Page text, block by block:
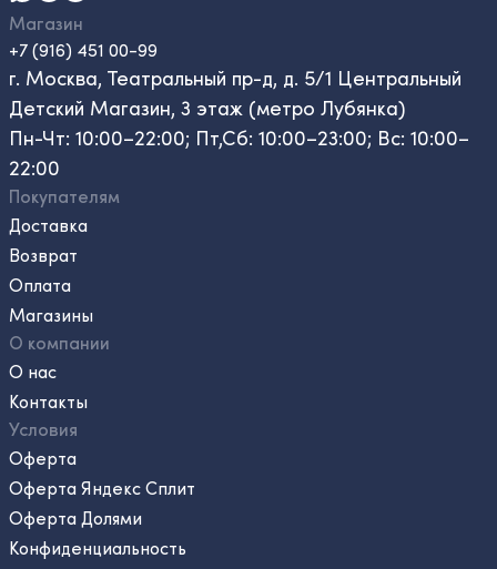
Магазин
+7 (916) 451 00-99
г. Москва, Театральный пр-д, д. 5/1 Центральный
Детский Магазин, 3 этаж (метро Лубянка)
Пн-Чт: 10:00–22:00; Пт,Сб: 10:00–23:00; Вс: 10:00–
22:00
Покупателям
Доставка
Возврат
Оплата
Магазины
О компании
О нас
Контакты
Условия
Оферта
Оферта Яндекс Сплит
Оферта Долями
Конфиденциальность